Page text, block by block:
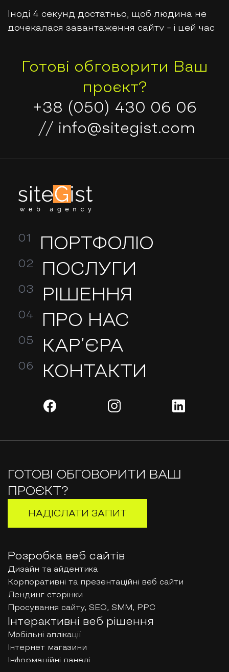
Іноді 4 секунд достатньо, щоб людина не
дочекалася завантаження сайту – і цей час
Готові обговорити Ваш
проєкт?
+38 (050) 430 06 06
// info@sitegist.com
ПОРТФОЛІО
ПОСЛУГИ
РІШЕННЯ
ПРО НАС
КАР’ЄРА
КОНТАКТИ
ГОТОВІ ОБГОВОРИТИ ВАШ
ПРОЄКТ?
НАДІСЛАТИ ЗАПИТ
Розробка веб сайтів
Дизайн та айдентика
Корпоративні та презентаційні веб сайти
Лендинг сторінки
Просування сайту, SEO, SMM, PPC
Інтерактивні веб рішення
Мобільні аплікації
Інтернет магазини
Інформаційні панелі